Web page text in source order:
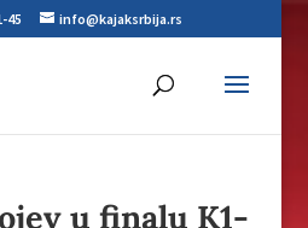
45 info@kajaksrbija.rs
u finalu K1-